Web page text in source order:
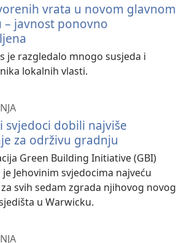
vrata u novom glavnom
– javnost ponovno
je razgledalo mnogo susjeda i
lokalnih vlasti.
svjedoci dobili najviše
za održivu gradnju
Green Building Initiative (GBI)
Jehovinim svjedocima najveću
svih sedam zgrada njihovog novog
u Warwicku.